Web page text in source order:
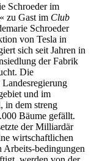
Schroeder im
zu Gast im Club
Schroeder
von Tesla in
sich seit Jahren in
der Fabrik
Die
und im
in dem streng
Bäume gefällt.
der Milliardär
wirtschaftlichen
Arbeits-bedingungen